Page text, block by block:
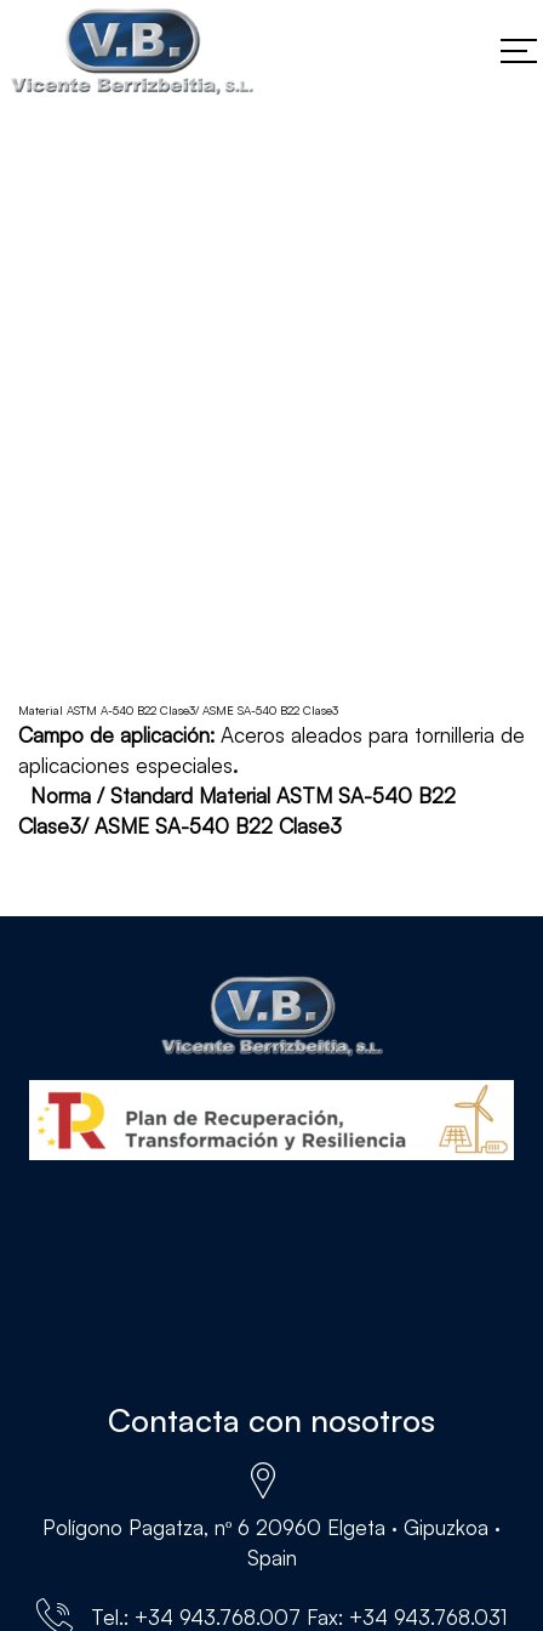
Material ASTM A-540 B22 Clase3/ ASME SA-540 B22 Clase3
Campo de aplicación: Aceros aleados para tornilleria de
aplicaciones especiales.
Norma / Standard Material ASTM SA-540 B22
Clase3/ ASME SA-540 B22 Clase3
Contacta con nosotros
Polígono Pagatza, nº 6 20960 Elgeta · Gipuzkoa ·
Spain
Tel.: +34 943.768.007 Fax: +34 943.768.031